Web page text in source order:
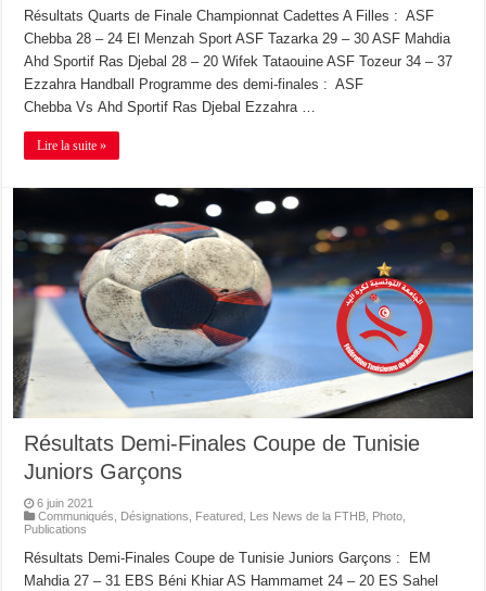
Résultats Quarts de Finale Championnat Cadettes A Filles : ASF
Chebba 28 – 24 El Menzah Sport ASF Tazarka 29 – 30 ASF Mahdia
Ahd Sportif Ras Djebal 28 – 20 Wifek Tataouine ASF Tozeur 34 – 37
Ezzahra Handball Programme des demi-finales : ASF
Chebba Vs Ahd Sportif Ras Djebal Ezzahra …
Lire la suite »
Résultats Demi-Finales Coupe de Tunisie
Juniors Garçons
6 juin 2021
Communiqués
Désignations Featured Les News de la FTHB Photo
Publications
Résultats Demi-Finales Coupe de Tunisie Juniors Garçons : EM
Mahdia 27 – 31 EBS Béni Khiar AS Hammamet 24 – 20 ES Sahel